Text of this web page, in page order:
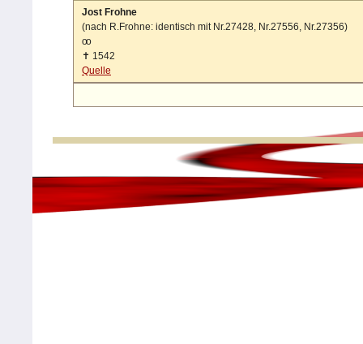
Jost Frohne
(nach R.Frohne: identisch mit Nr.27428, Nr.27556, Nr.27356)
oo
✝ 1542
Quelle